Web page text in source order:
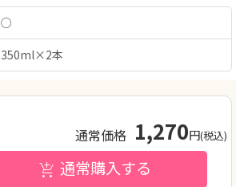
○
350ml×2本
通常価格 1,270円(税込)
通常購入する